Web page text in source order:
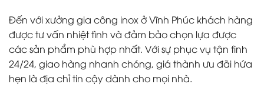
Đến vớixưởng gia công inox ở Vĩnh Phúc khách hàng
được tư vấn nhiệt tình và đảm bảo chọn lựa được
các sản phẩm phù hợp nhất. Với sự phục vụ tận tình
24/24, giao hàng nhanh chóng, giá thành ưu đãi hứa
hẹn là địa chỉ tin cậy dành cho mọi nhà.